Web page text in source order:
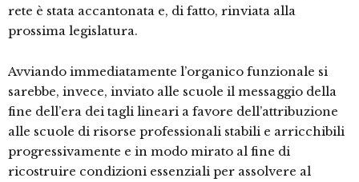
rete è stata accantonata e, di fatto, rinviata alla
prossima legislatura.
Avviando immediatamente l’organico funzionale si
sarebbe, invece, inviato alle scuole il messaggio della
fine dell’era dei tagli lineari a favore dell’attribuzione
alle scuole di risorse professionali stabili e arricchibili
progressivamente e in modo mirato al fine di
ricostruire condizioni essenziali per assolvere al